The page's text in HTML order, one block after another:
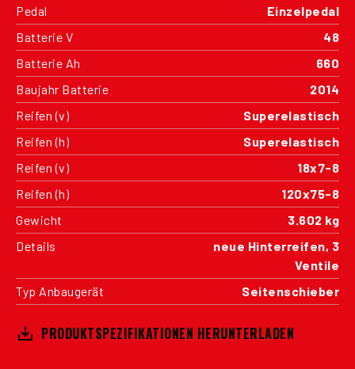
Pedal
Einzelpedal
Batterie V
48
Batterie Ah
660
Baujahr Batterie
2014
Reifen (v)
Superelastisch
Reifen (h)
Superelastisch
Reifen (v)
18x7-8
Reifen (h)
120x75-8
Gewicht
3.602 kg
Details
neue Hinterreifen, 3
Ventile
Typ Anbaugerät
Seitenschieber
PRODUKTSPEZIFIKATIONEN HERUNTERLADEN